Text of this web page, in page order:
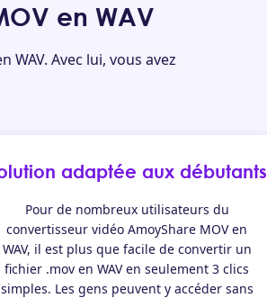
en WAV
Avec lui, vous avez
adaptée aux débutants
Pour de nombreux utilisateurs du
convertisseur vidéo AmoyShare MOV en
WAV, il est plus que facile de convertir un
fichier .mov en WAV en seulement 3 clics
simples. Les gens peuvent y accéder sans